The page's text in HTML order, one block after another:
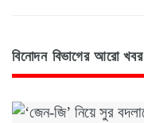
বিনোদন বিভাগের আরো খবর